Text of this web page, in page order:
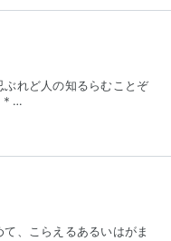
れど人の知るらむことぞ
＊…
て、こらえるあるいはがま